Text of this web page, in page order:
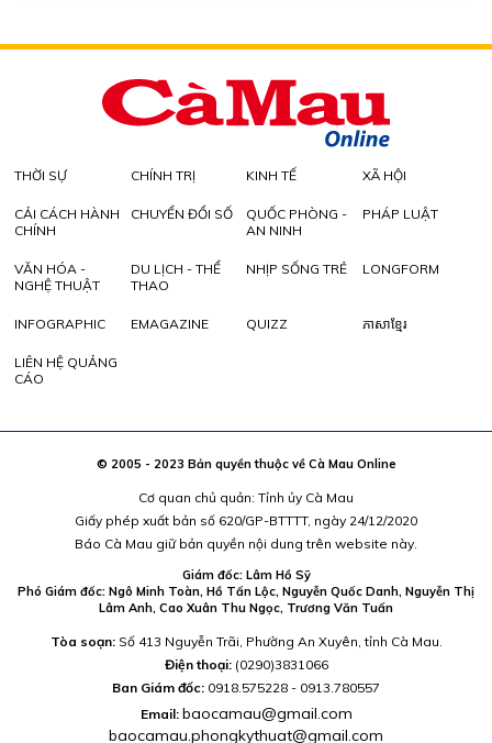
THỜI SỰ CHÍNH TRỊ KINH TẾ XÃ HỘI
CẢI CÁCH HÀNH
CHÍNH
CHUYỂN ĐỔI SỐ
QUỐC PHÒNG -
AN NINH
PHÁP LUẬT
VĂN HÓA -
NGHỆ THUẬT
DU LỊCH - THỂ
THAO
NHỊP SỐNG TRẺ LONGFORM
INFOGRAPHIC EMAGAZINE QUIZZ ភាសាខ្មែរ
LIÊN HỆ QUẢNG
CÁO
© 2005 - 2023 Bản quyền thuộc về Cà Mau Online
Cơ quan chủ quản: Tỉnh ủy Cà Mau
Giấy phép xuất bản số 620/GP-BTTTT, ngày 24/12/2020
Báo Cà Mau giữ bản quyền nội dung trên website này.
Giám đốc: Lâm Hồ Sỹ
Phó Giám đốc: Ngô Minh Toàn, Hồ Tấn Lộc, Nguyễn Quốc Danh, Nguyễn Thị
Lâm Anh, Cao Xuân Thu Ngọc, Trương Văn Tuấn
Tòa soạn:Số 413 Nguyễn Trãi, Phường An Xuyên, tỉnh Cà Mau.
Điện thoại: (0290)3831066
Ban Giám đốc: 0918.575228 - 0913.780557
Email: baocamau@gmail.com
baocamau.phongkythuat@gmail.com